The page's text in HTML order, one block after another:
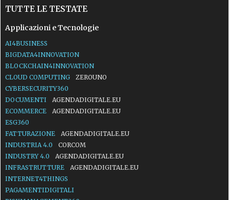
TUTTE LE TESTATE
Applicazioni e Tecnologie
AI4BUSINESS
BIGDATA4INNOVATION
BLOCKCHAIN4INNOVATION
CLOUD COMPUTING
ZEROUNO
CYBERSECURITY360
DOCUMENTI
AGENDADIGITALE.EU
ECOMMERCE
AGENDADIGITALE.EU
ESG360
FATTURAZIONE
AGENDADIGITALE.EU
INDUSTRIA 4.0
CORCOM
INDUSTRY 4.0
AGENDADIGITALE.EU
INFRASTRUTTURE
AGENDADIGITALE.EU
INTERNET4THINGS
PAGAMENTIDIGITALI